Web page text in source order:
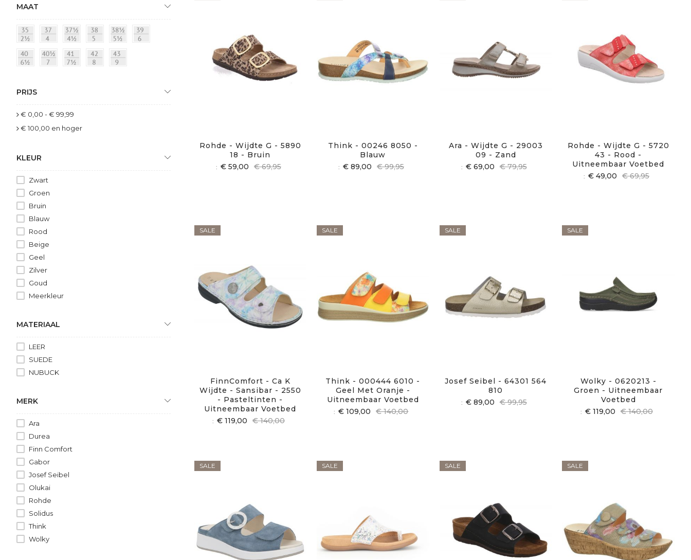
Rohde - Wijdte G - 5890
18 - Bruin
€ 59,00
€ 69,95
Think - 00246 8050 -
Blauw
€ 89,00
€ 99,95
Ara - Wijdte G - 29003
09 - Zand
€ 69,00 € 79,95
Rohde - Wijdte G - 5720
43 - Rood -
Uitneembaar Voetbed
€ 49,00
€ 69,95
SALE
FinnComfort - Ca K
Wijdte - Sansibar - 2550
- Pasteltinten -
Uitneembaar Voetbed
€ 119,00
€ 140,00
SALE
Think - 000444 6010 -
Geel Met Oranje -
Uitneembaar Voetbed
€ 109,00
€ 140,00
SALE
Josef Seibel - 64301 564
810
€ 89,00 € 99,95
SALE
Wolky - 0620213 -
Groen - Uitneembaar
Voetbed
€ 119,00 € 140,00
SALE SALE SALE SALE
MAAT
PRIJS
€ 0,00 -€ 99,99
€ 100,00 en hoger
KLEUR
Zwart
Groen
Bruin
Blauw
Rood
Beige
Geel
Zilver
Goud
Meerkleur
MATERIAAL
LEER
SUEDE
NUBUCK
MERK
Ara
Durea
Finn Comfort
Gabor
Josef Seibel
Olukai
Rohde
Solidus
Think
Wolky